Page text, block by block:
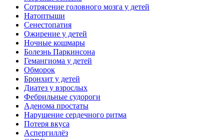
Сотрясение головного мозга у детей
Натоптыши
Сенестопатия
Ожирение у детей
Ночные кошмары
Болезнь Паркинсона
Гемангиома у детей
Обморок
Бронхит у детей
Диатез у взрослых
Фебрильные судороги
Аденома простаты
Нарушение сердечного ритма
Потеря вкуса
Аспергиллёз